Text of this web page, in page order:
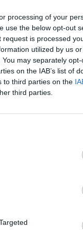
processing of your
use the below opt-out
is processed
utilized by us
may separately
on the IAB’s list of
to third parties on the
third parties.
00:02:08